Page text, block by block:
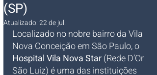
(SP)
Atualizado:22 de jul.
Localizado no nobre bairro da Vila
Nova Conceição em São Paulo, o
Hospital Vila Nova Star (Rede D’Or
São Luiz) é uma das instituições